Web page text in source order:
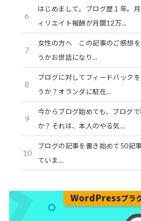
6
はじめまして。ブログ歴１年。
ィリエイト報酬が月間12万…
7
女性の方へ この記事のご感想を
うかお世話になり…
8
ブログに対してフィードバック
うか？オランダに駐在…
9
今からブログ始めても、ブログ
か？それは、本人のやる気…
10
ブログの記事を書き始めて50記
ていま…